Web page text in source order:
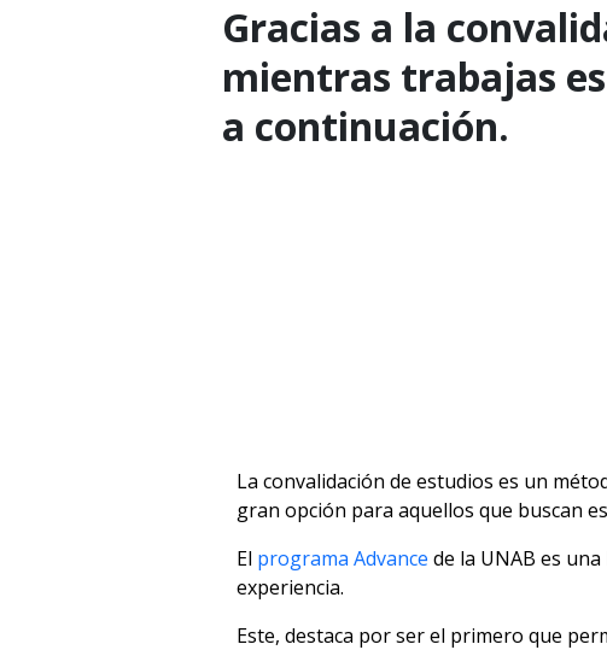
Gracias a la
mientras trabajas
a continuación.
La convalidación de estudios es un
gran opción para aquellos que buscan
El programa Advance de la UNAB es
experiencia.
Este, destaca por ser el primero que